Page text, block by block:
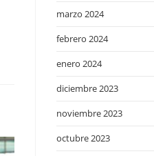
marzo 2024
febrero 2024
enero 2024
diciembre 2023
noviembre 2023
octubre 2023